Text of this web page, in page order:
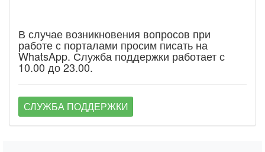
В случае возникновения вопросов при
работе с порталами просим писать на
WhatsApp. Служба поддержки работает с
10.00 до 23.00.
СЛУЖБА ПОДДЕРЖКИ